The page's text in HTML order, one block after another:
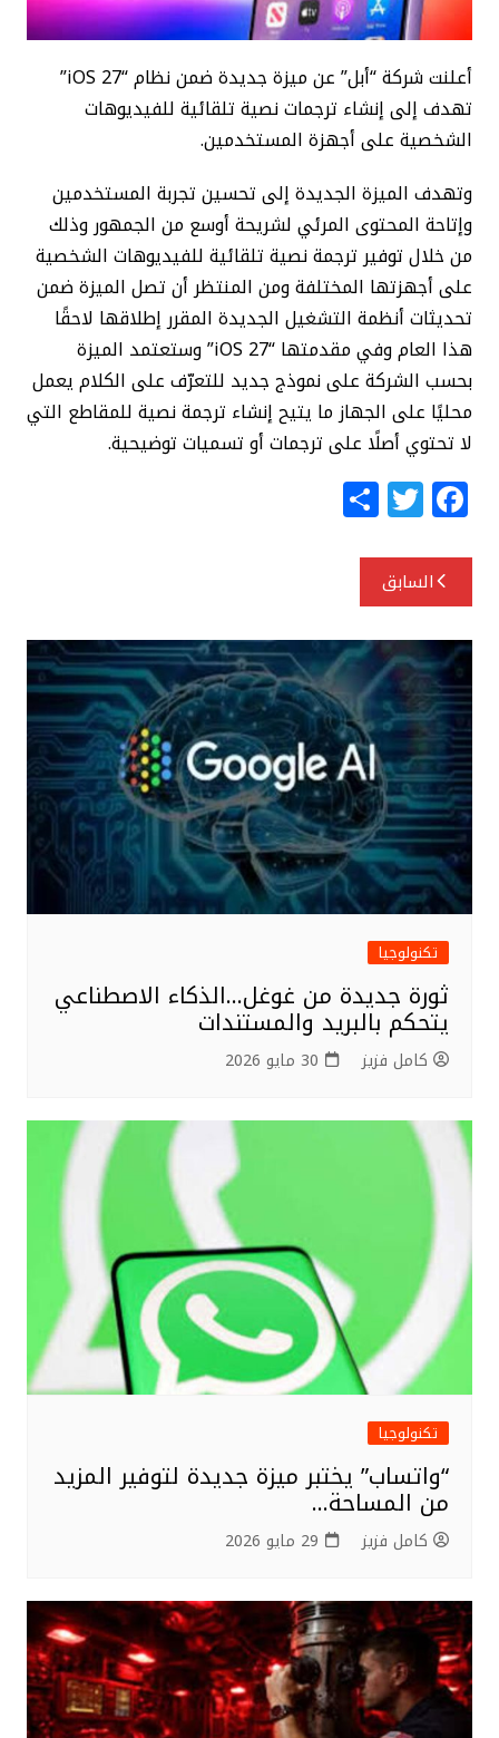
أعلنت شركة “أبل” عن ميزة جديدة ضمن نظام “iOS 27”
تهدف إلى إنشاء ترجمات نصية تلقائية للفيديوهات
الشخصية على أجهزة المستخدمين.
وتهدف الميزة الجديدة إلى تحسين تجربة المستخدمين
وإتاحة المحتوى المرئي لشريحة أوسع من الجمهور وذلك
من خلال توفير ترجمة نصية تلقائية للفيديوهات الشخصية
على أجهزتها المختلفة ومن المنتظر أن تصل الميزة ضمن
تحديثات أنظمة التشغيل الجديدة المقرر إطلاقها لاحقًا
هذا العام وفي مقدمتها “iOS 27” وستعتمد الميزة
بحسب الشركة على نموذج جديد للتعرّف على الكلام يعمل
محليًا على الجهاز ما يتيح إنشاء ترجمة نصية للمقاطع التي
لا تحتوي أصلًا على ترجمات أو تسميات توضيحية.
F
a
c
e
b
o
o
k
T
w
itt
e
r
S
h
تصفّح
المقالات
السابق
تكنولوجيا
ثورة جديدة من غوغل…الذكاء الاصطناعي
يتحكم بالبريد والمستندات
كامل فزيز 30 مايو 2026
تكنولوجيا
“واتساب” يختبر ميزة جديدة لتوفير المزيد
من المساحة…
كامل فزيز 29 مايو 2026